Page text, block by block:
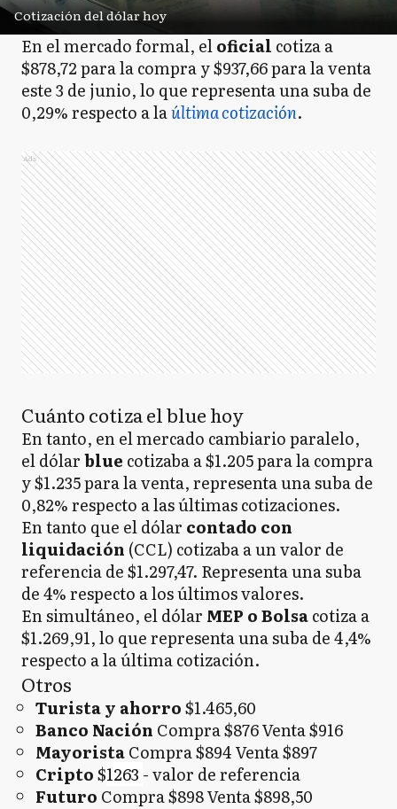
Cotización del dólar hoy
En el mercado formal, eloficial cotiza a
$878,72 para la compra y $937,66 para la venta
este 3 de junio, lo que representa una suba de
0,29% respecto a laúltima cotización.
Ads
Cuánto cotiza el blue hoy
En tanto, en el mercado cambiario paralelo,
el dólarblue cotizaba a $1.205 para la compra
y $1.235 para la venta, representa una suba de
0,82% respecto a las últimas cotizaciones.
En tanto que el dólar contado con
liquidación (CCL) cotizaba a un valor de
referencia de $1.297,47. Representa una suba
de 4% respecto a los últimos valores.
En simultáneo, el dólar MEP o Bolsacotiza a
$1.269,91, lo que representa una suba de 4,4%
respecto a la última cotización.
Otros
Turista y ahorro$1.465,60
Banco Nación Compra $876 Venta $916
MayoristaCompra $894 Venta $897
Cripto$1263 - valor de referencia
Futuro Compra $898 Venta $898,50